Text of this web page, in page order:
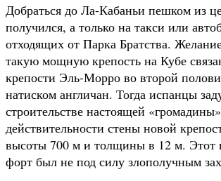
Добраться до Ла-Кабаньи пешком из
получился, а только на такси или
отходящих от Парка Братства.
такую мощную крепость на Кубе
крепости Эль-Морро во второй
натиском англичан. Тогда испанцы
строительстве настоящей
действительности стены новой
высоты 700 м и толщины в 12 м. Этот
форт был не под силу злополучным